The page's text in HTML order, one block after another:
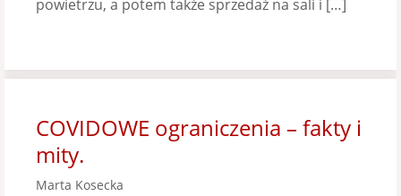
powietrzu, a potem także sprzedaż na sali i […]
COVIDOWE ograniczenia – fakty i
mity.
Marta Kosecka